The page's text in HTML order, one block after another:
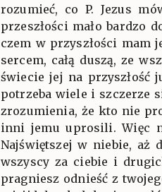
rozumieć, co P. Jezus
przeszłości mało bardzo
czem w przyszłości mam
sercem, całą duszą, ze
świecie jej na przyszłość
potrzeba wiele i szczerze
zrozumienia, że kto nie
inni jemu uprosili. Więc
Najświętszej w niebie, aż
wszyscy za ciebie i
pragniesz odnieść z